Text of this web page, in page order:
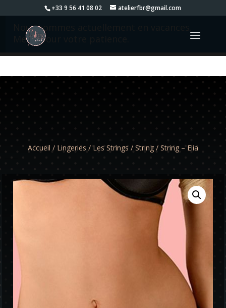
+33 9 56 41 08 02 atelierfbr@gmail.com
Nous sommes actuellement en vacances.
Merci pour votre patience.
Accueil / Lingeries / Les Strings / String / String – Elia